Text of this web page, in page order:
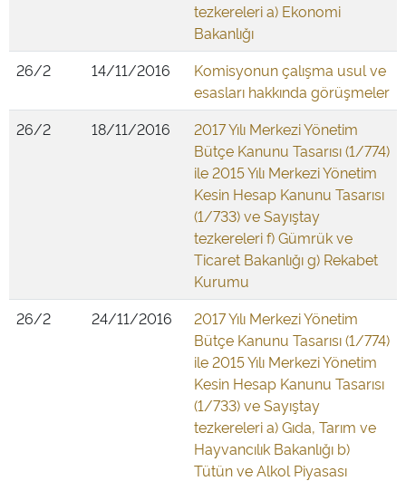
tezkereleri a) Ekonomi
Bakanlığı
26/2
14/11/2016
Komisyonun çalışma usul ve
esasları hakkında görüşmeler
26/2
18/11/2016
2017 Yılı Merkezi Yönetim
Bütçe Kanunu Tasarısı (1/774)
ile 2015 Yılı Merkezi Yönetim
Kesin Hesap Kanunu Tasarısı
(1/733) ve Sayıştay
tezkereleri f) Gümrük ve
Ticaret Bakanlığı g) Rekabet
Kurumu
26/2
24/11/2016
2017 Yılı Merkezi Yönetim
Bütçe Kanunu Tasarısı (1/774)
ile 2015 Yılı Merkezi Yönetim
Kesin Hesap Kanunu Tasarısı
(1/733) ve Sayıştay
tezkereleri a) Gıda, Tarım ve
Hayvancılık Bakanlığı b)
Tütün ve Alkol Piyasası